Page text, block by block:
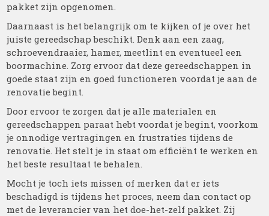
pakket zijn opgenomen.
Daarnaast is het belangrijk om te kijken of je over het
juiste gereedschap beschikt. Denk aan een zaag,
schroevendraaier, hamer, meetlint en eventueel een
boormachine. Zorg ervoor dat deze gereedschappen in
goede staat zijn en goed functioneren voordat je aan de
renovatie begint.
Door ervoor te zorgen dat je alle materialen en
gereedschappen paraat hebt voordat je begint, voorkom
je onnodige vertragingen en frustraties tijdens de
renovatie. Het stelt je in staat om efficiënt te werken en
het beste resultaat te behalen.
Mocht je toch iets missen of merken dat er iets
beschadigd is tijdens het proces, neem dan contact op
met de leverancier van het doe-het-zelf pakket. Zij